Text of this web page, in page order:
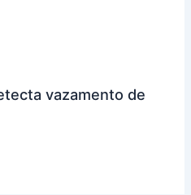
vazamento de